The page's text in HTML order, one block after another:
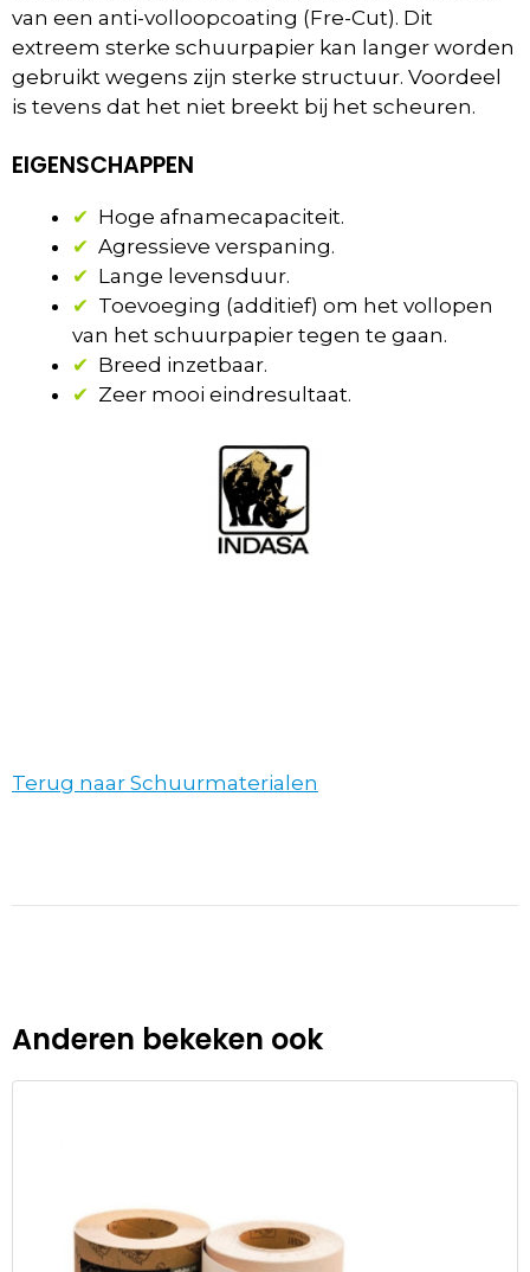
van een anti-volloopcoating (Fre-Cut). Dit
extreem sterke schuurpapier kan langer worden
gebruikt wegens zijn sterke structuur. Voordeel
is tevens dat het niet breekt bij het scheuren.
EIGENSCHAPPEN
✔ Hoge afnamecapaciteit.
✔ Agressieve verspaning.
✔ Lange levensduur.
✔ Toevoeging (additief) om het vollopen
van het schuurpapier tegen te gaan.
✔ Breed inzetbaar.
✔ Zeer mooi eindresultaat.
Terug naar Schuurmaterialen
Anderen bekeken ook